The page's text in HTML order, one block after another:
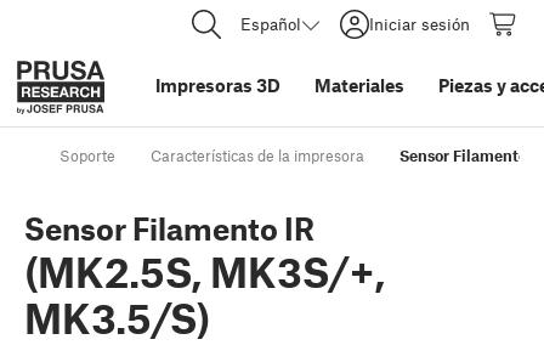
Español Iniciar sesión
Impresoras 3D Materiales Piezas y
Soporte Características de la impresora Sensor Filamento
Sensor Filamento IR
(MK2.5S, MK3S/+,
MK3.5/S)